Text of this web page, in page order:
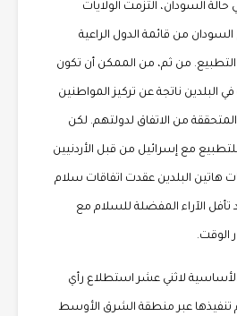
السودان، التزمت الولايات
السودان من قائمة الدول الراعية
من ثم، من الممكن أن تكون
البلدين ناتجة عن تركيز المواطنين
المتحققة من الاتفاق لدولتهم. لكن
مع إسرائيل من قبل الأردنيين
هاتين البلدين عقدت اتفاقات سلام
الآراء المفضلة للسلام مع
الوقت.
لاثني عشر استطلاع رأي
تنفيذها عبر منطقة الشرق الأوسط